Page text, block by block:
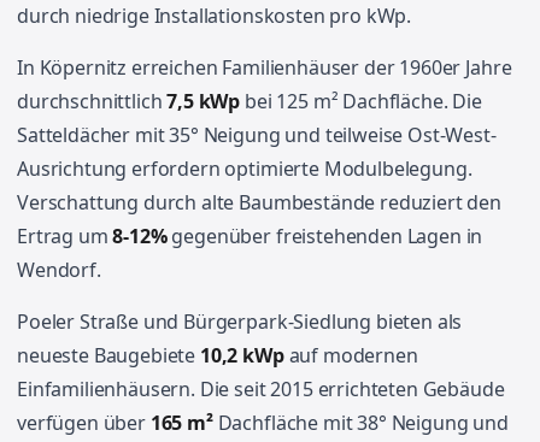
durch niedrige Installationskosten pro kWp.
In Köpernitz erreichen Familienhäuser der 1960er Jahre
durchschnittlich7,5 kWp bei 125 m² Dachfläche. Die
Satteldächer mit 35° Neigung und teilweise Ost-West-
Ausrichtung erfordern optimierte Modulbelegung.
Verschattung durch alte Baumbestände reduziert den
Ertrag um8-12%gegenüber freistehenden Lagen in
Wendorf.
Poeler Straße und Bürgerpark-Siedlung bieten als
neueste Baugebiete 10,2 kWpauf modernen
Einfamilienhäusern. Die seit 2015 errichteten Gebäude
verfügen über 165 m²Dachfläche mit 38° Neigung und